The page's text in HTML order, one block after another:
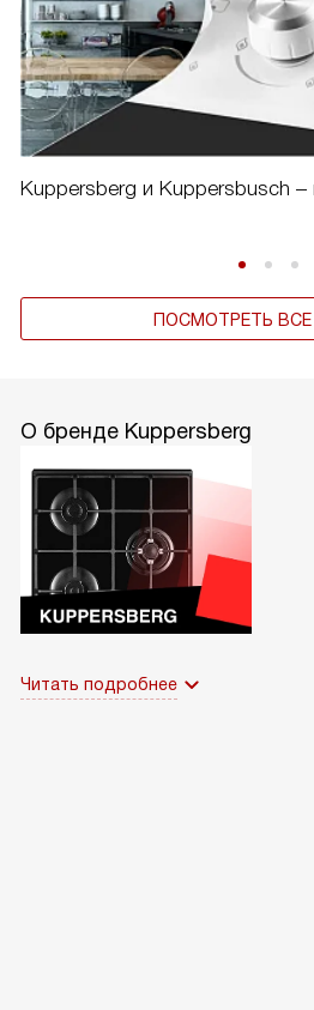
Kuppersberg и Kuppersbusch –
ПОСМОТРЕТЬ ВСЕ
О бренде Kuppersberg
Читать подробнее